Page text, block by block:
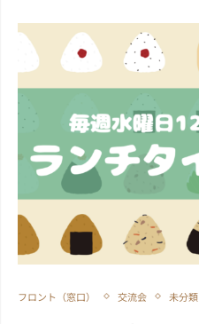
フロント（窓口） 交流会 未分類